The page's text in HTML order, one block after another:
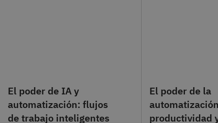
El poder de IA y
automatización: flujos
de trabajo inteligentes
El poder de la
productividad